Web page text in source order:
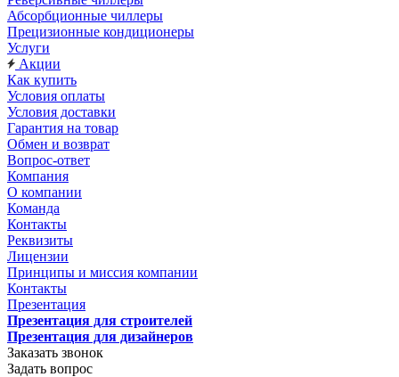
Абсорбционные чиллеры
Прецизионные кондиционеры
Услуги
Акции
Как купить
Условия оплаты
Условия доставки
Гарантия на товар
Обмен и возврат
Вопрос-ответ
Компания
О компании
Команда
Контакты
Реквизиты
Лицензии
Принципы и миссия компании
Контакты
Презентация
Презентация для строителей
Презентация для дизайнеров
Заказать звонок
Задать вопрос